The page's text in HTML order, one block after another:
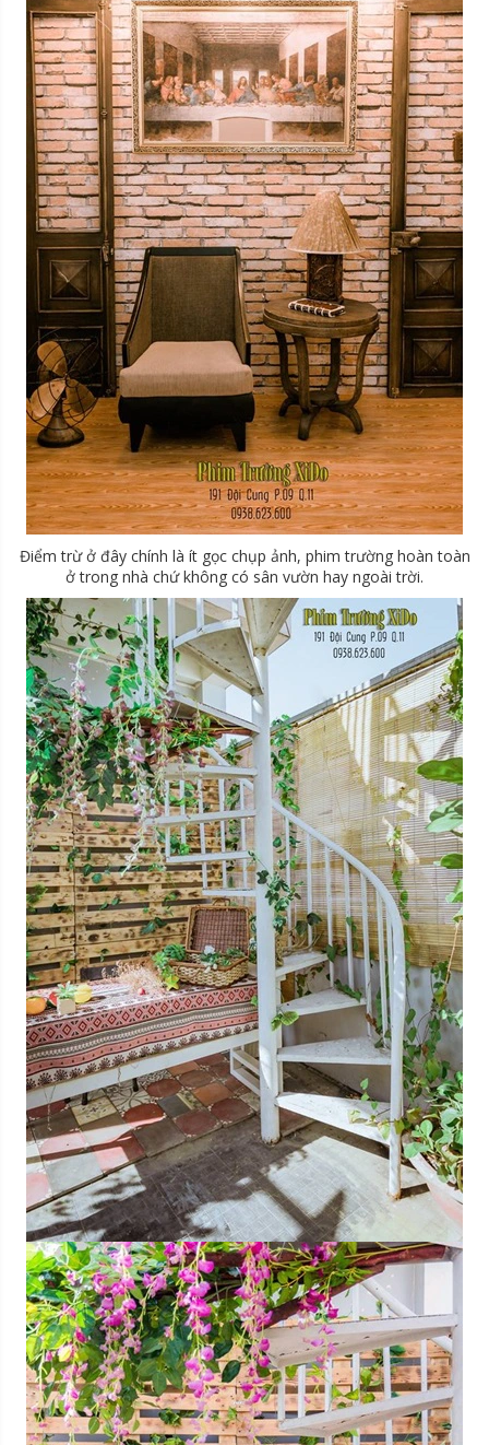
Điểm trừ ở đây chính là ít gọc chụp ảnh, phim trường hoàn toàn
ở trong nhà chứ không có sân vườn hay ngoài trời.